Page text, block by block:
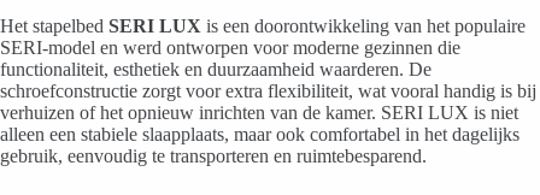
Het stapelbed SERI LUX is een doorontwikkeling van het populaire
SERI-model en werd ontworpen voor moderne gezinnen die
functionaliteit, esthetiek en duurzaamheid waarderen. De
schroefconstructie zorgt voor extra flexibiliteit, wat vooral handig is bij
verhuizen of het opnieuw inrichten van de kamer. SERI LUX is niet
alleen een stabiele slaapplaats, maar ook comfortabel in het dagelijks
gebruik, eenvoudig te transporteren en ruimtebesparend.